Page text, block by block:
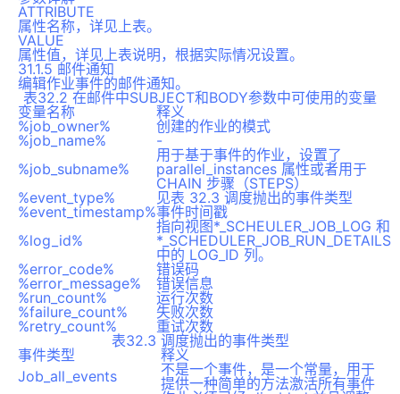
ATTRIBUTE
属性名称，详见上表。
VALUE
属性值，详见上表说明，根据实际情况设置。
31.1.5 邮件通知
编辑作业事件的邮件通知。
表32.2 在邮件中SUBJECT和BODY参数中可使用的变量
变量名称
释义
%job_owner%
创建的作业的模式
%job_name%
-
%job_subname%
用于基于事件的作业，设置了
parallel_instances 属性或者用于
CHAIN 步骤（STEPS）
%event_type%
见表 32.3 调度抛出的事件类型
%event_timestamp%事件时间戳
%log_id%
指向视图*_SCHEULER_JOB_LOG 和
*_SCHEDULER_JOB_RUN_DETAILS
中的 LOG_ID 列。
%error_code%
错误码
%error_message%
错误信息
%run_count%
运行次数
%failure_count%
失败次数
%retry_count%
重试次数
表32.3 调度抛出的事件类型
事件类型
释义
Job_all_events
不是一个事件，是一个常量，用于
提供一种简单的方法激活所有事件